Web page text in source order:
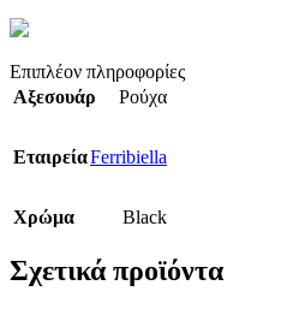
Επιπλέον πληροφορίες
Αξεσουάρ
Ρούχα
ΕταιρείαFerribiella
Χρώμα Black
Σχετικά προϊόντα